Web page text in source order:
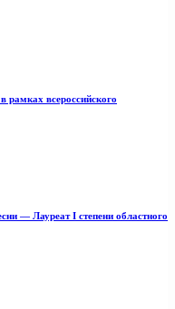
всероссийского
— Лауреат I степени областного